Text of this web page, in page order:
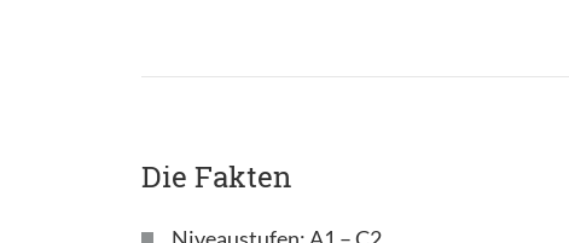
Die Fakten
Niveaustufen: A1 – C2